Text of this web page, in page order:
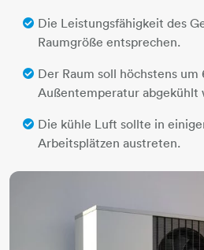
Die Leistungsfähigkeit des
Raumgröße entsprechen.
Der Raum soll höchstens um
Außentemperatur abgekühlt
Die kühle Luft sollte in
Arbeitsplätzen austreten.